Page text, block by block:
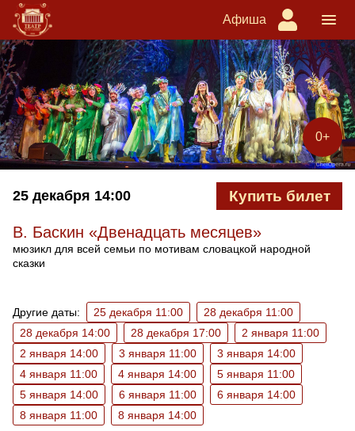
Афиша
0+
25 декабря 14:00 Купить билет
В. Баскин «Двенадцать месяцев»
мюзикл для всей семьи по мотивам словацкой народной
сказки
Другие даты: 25 декабря 11:00
28 декабря 11:00
28 декабря 14:00
28 декабря 17:00
2 января 11:00
2 января 14:00
3 января 11:00
3 января 14:00
4 января 11:00
4 января 14:00
5 января 11:00
5 января 14:00
6 января 11:00
6 января 14:00
8 января 11:00
8 января 14:00